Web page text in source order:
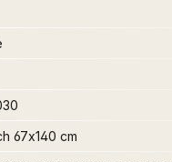
67x140 cm